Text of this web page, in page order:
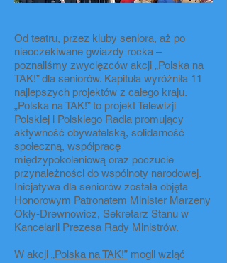
Od teatru, przez kluby seniora, aż po
nieoczekiwane gwiazdy rocka –
poznaliśmy zwycięzców akcji „Polska na
TAK!” dla seniorów. Kapituła wyróżniła 11
najlepszych projektów z całego kraju.
„Polska na TAK!” to projekt Telewizji
Polskiej i Polskiego Radia promujący
aktywność obywatelską, solidarność
społeczną, współpracę
międzypokoleniową oraz poczucie
przynależności do wspólnoty narodowej.
Inicjatywa dla seniorów została objęta
Honorowym Patronatem Minister Marzeny
Okły-Drewnowicz, Sekretarz Stanu w
Kancelarii Prezesa Rady Ministrów.
W akcji „Polska na TAK!” mogli wziąć